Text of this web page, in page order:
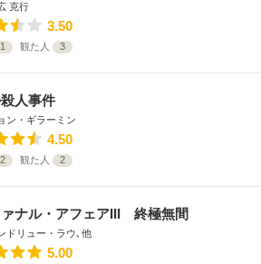
克行
3.50
1 観た人 3
人事件
ン・ギラーミン
4.50
2 観た人 2
ナル・アフェアIII 終極無間
ドリュー・ラウ､他
5.00